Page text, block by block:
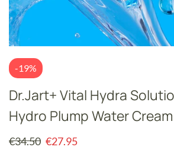
-19%
Dr.Jart+ Vital Hydra
Hydro Plump Water
€34.50 €27.95